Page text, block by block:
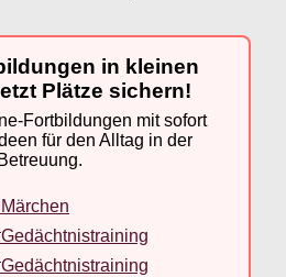
in kleinen
Plätze sichern!
Fortbildungen mit sofort
für den Alltag in der
Betreuung.